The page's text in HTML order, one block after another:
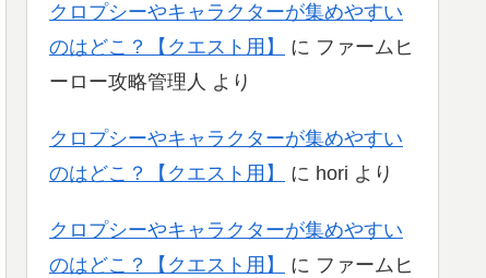
クロプシーやキャラクターが集めやすい
のはどこ？【クエスト用】
に ファームヒ
ーロー攻略管理人 より
クロプシーやキャラクターが集めやすい
のはどこ？【クエスト用】
に hori より
クロプシーやキャラクターが集めやすい
のはどこ？【クエスト用】
に ファームヒ